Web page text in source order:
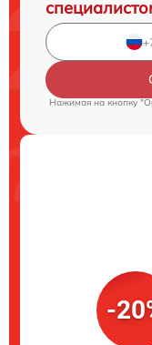
Нажимая на кнопку
-